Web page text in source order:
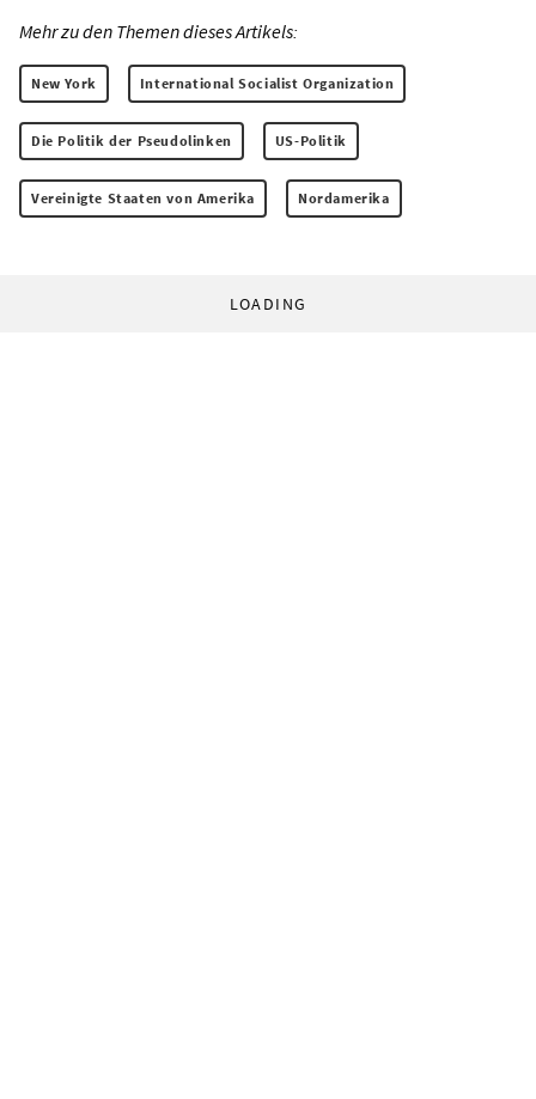
Mehr zu den Themen dieses Artikels:
New York International Socialist Organization
Die Politik der Pseudolinken US-Politik
Vereinigte Staaten von Amerika Nordamerika
LOADING